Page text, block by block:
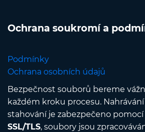
Ochrana soukromí a
Podmínky
Ochrana osobních údajů
Bezpečnost souborů bereme
každém kroku procesu. Nahrávání
stahování je zabezpečeno pomocí
SSL/TLS, soubory jsou